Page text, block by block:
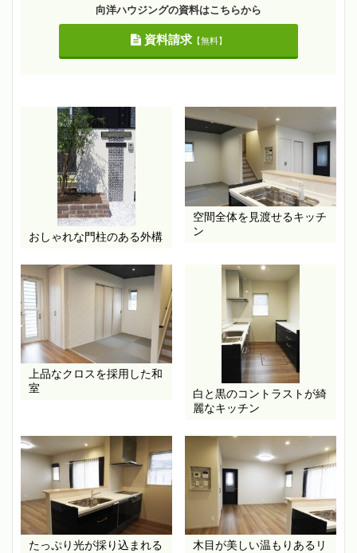
向洋ハウジングの資料はこちらから
資料請求【無料】
おしゃれな門柱のある外構
空間全体を見渡せるキッチ
ン
上品なクロスを採用した和
室
白と黒のコントラストが綺
麗なキッチン
たっぷり光が採り込まれる
木目が美しい温もりあるリ